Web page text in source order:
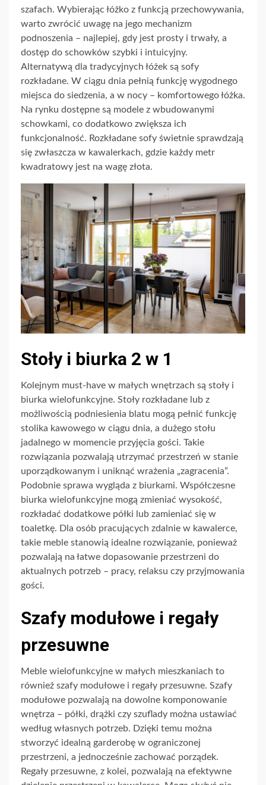
szafach. Wybierając łóżko z funkcją przechowywania,
warto zwrócić uwagę na jego mechanizm
podnoszenia – najlepiej, gdy jest prosty i trwały, a
dostęp do schowków szybki i intuicyjny.
Alternatywą dla tradycyjnych łóżek są sofy
rozkładane. W ciągu dnia pełnią funkcję wygodnego
miejsca do siedzenia, a w nocy – komfortowego łóżka.
Na rynku dostępne są modele z wbudowanymi
schowkami, co dodatkowo zwiększa ich
funkcjonalność. Rozkładane sofy świetnie sprawdzają
się zwłaszcza w kawalerkach, gdzie każdy metr
kwadratowy jest na wagę złota.
Stoły i biurka 2 w 1
Kolejnym must-have w małych wnętrzach są stoły i
biurka wielofunkcyjne. Stoły rozkładane lub z
możliwością podniesienia blatu mogą pełnić funkcję
stolika kawowego w ciągu dnia, a dużego stołu
jadalnego w momencie przyjęcia gości. Takie
rozwiązania pozwalają utrzymać przestrzeń w stanie
uporządkowanym i uniknąć wrażenia „zagracenia”.
Podobnie sprawa wygląda z biurkami. Współczesne
biurka wielofunkcyjne mogą zmieniać wysokość,
rozkładać dodatkowe półki lub zamieniać się w
toaletkę. Dla osób pracujących zdalnie w kawalerce,
takie meble stanowią idealne rozwiązanie, ponieważ
pozwalają na łatwe dopasowanie przestrzeni do
aktualnych potrzeb – pracy, relaksu czy przyjmowania
gości.
Szafy modułowe i regały
przesuwne
Meble wielofunkcyjne w małych mieszkaniach to
również szafy modułowe i regały przesuwne. Szafy
modułowe pozwalają na dowolne komponowanie
wnętrza – półki, drążki czy szuflady można ustawiać
według własnych potrzeb. Dzięki temu można
stworzyć idealną garderobę w ograniczonej
przestrzeni, a jednocześnie zachować porządek.
Regały przesuwne, z kolei, pozwalają na efektywne